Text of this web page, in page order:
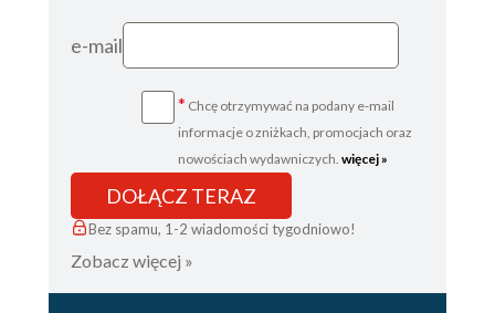
e-mail
* Chcę otrzymywać na podany e-mail
informacje o zniżkach, promocjach oraz
nowościach wydawniczych. więcej »
DOŁĄCZ TERAZ
Bez spamu, 1-2 wiadomości tygodniowo!
Zobacz więcej »